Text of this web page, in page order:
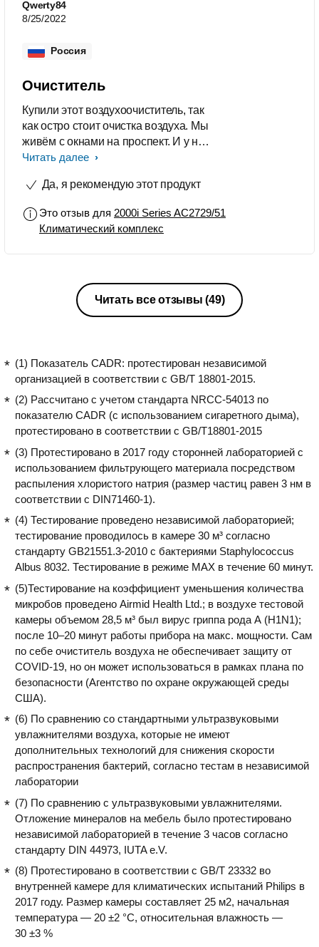
Qwerty84
8/25/2022
Россия
Очиститель
Купили этот воздухоочиститель, так
как остро стоит очистка воздуха. Мы
живём с окнами на проспект. И у нас
постоянно пыль. Можно делать
ужасное, что мы дышим этим
прибора воздух стал чище, пыли в
лучах солнца стало видно меньше.
увлажнения, но летом нам эта
функция не очень актуальна, так как
нет отопления. Очень легко
иногда чистить фильтры. Воду
заливаю 2 раза в день, включаем не
Читать далее
Да, я рекомендую этот продукт
Это отзыв для 2000i Series AC2729/51
Климатический комплекс
Читать все отзывы(49)
(1) Показатель CADR: протестирован независимой
организацией в соответствии с GB/T 18801-2015.
(2) Рассчитано с учетом стандарта NRCC-54013 по
показателю CADR (с использованием сигаретного дыма),
протестировано в соответствии с GB/T18801-2015
(3) Протестировано в 2017 году сторонней лабораторией с
использованием фильтрующего материала посредством
распыления хлористого натрия (размер частиц равен 3 нм в
соответствии с DIN71460-1).
(4) Тестирование проведено независимой лабораторией;
тестирование проводилось в камере 30 м³ согласно
стандарту GB21551.3-2010 с бактериями Staphylococcus
Albus 8032. Тестирование в режиме MAX в течение 60 минут.
(5)Тестирование на коэффициент уменьшения количества
микробов проведено Airmid Health Ltd.; в воздухе тестовой
камеры объемом 28,5 м³ был вирус гриппа рода А (H1N1);
после 10–20 минут работы прибора на макс. мощности. Сам
по себе очиститель воздуха не обеспечивает защиту от
COVID-19, но он может использоваться в рамках плана по
безопасности (Агентство по охране окружающей среды
США).
(6) По сравнению со стандартными ультразвуковыми
увлажнителями воздуха, которые не имеют
дополнительных технологий для снижения скорости
распространения бактерий, согласно тестам в независимой
лаборатории
(7) По сравнению с ультразвуковыми увлажнителями.
Отложение минералов на мебель было протестировано
независимой лабораторией в течение 3 часов согласно
стандарту DIN 44973, IUTA e.V.
(8) Протестировано в соответствии с GB/T 23332 во
внутренней камере для климатических испытаний Philips в
2017 году. Размер камеры составляет 25 м2, начальная
температура — 20 ±2 °C, относительная влажность —
30 ±3 %